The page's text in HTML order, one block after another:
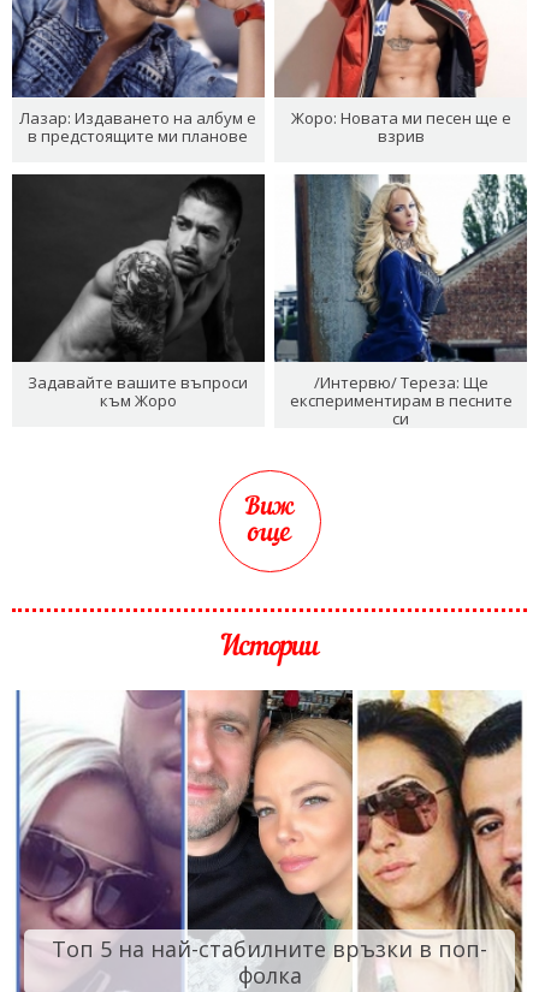
Лазар: Издаването на албум е
в предстоящите ми планове
Жоро: Новата ми песен ще е
взрив
Задавайте вашите въпроси
към Жоро
/Интервю/ Тереза: Ще
експериментирам в песните
си
Виж
още
Истории
Топ 5 на най-стабилните връзки в поп-
фолка